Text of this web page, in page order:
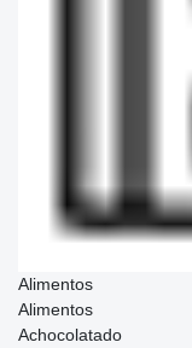
Alimentos
Alimentos
Achocolatado